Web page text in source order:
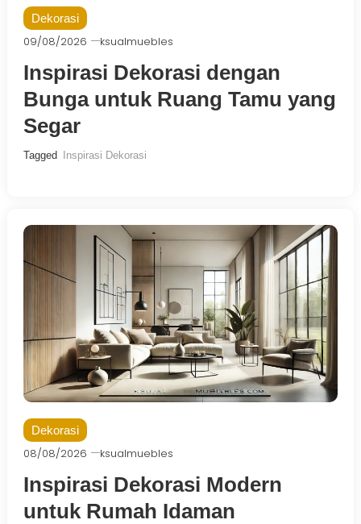
Dekorasi
09/08/2026 ksualmuebles
Inspirasi Dekorasi dengan
Bunga untuk Ruang Tamu yang
Segar
Tagged Inspirasi Dekorasi
Dekorasi
08/08/2026 ksualmuebles
Inspirasi Dekorasi Modern
untuk Rumah Idaman